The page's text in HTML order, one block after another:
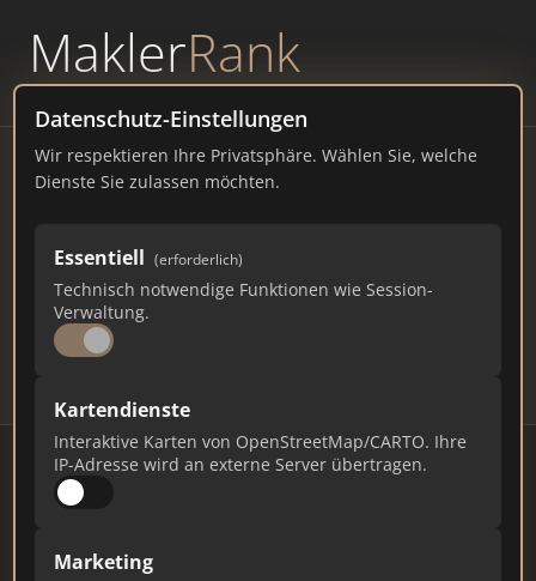
MaklerRank
powered byWAVEPOINT
Datenschutz-Einstellungen
Wir respektieren Ihre Privatsphäre. Wählen Sie, welche
Dienste Sie zulassen möchten.
Essentiell (erforderlich)
Technisch notwendige Funktionen wie Session-
Verwaltung.
Kartendienste
Interaktive Karten von OpenStreetMap/CARTO. Ihre
IP-Adresse wird an externe Server übertragen.
Marketing
Immobilienmakler Diepholz
– Ranking Juli 2026
NIEDERSACHSEN 16.542 EINWOHNER
70 579